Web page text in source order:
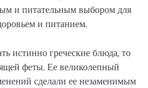
и питательным выбором для
и питанием.
истинно греческие блюда, то
феты. Ее великолепный
сделали ее незаменимым